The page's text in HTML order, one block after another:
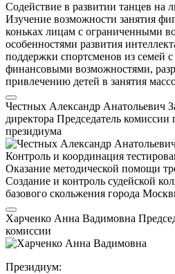
Содействие в развитии танцев на
Изучение возможности занятия
коньках лицам с ограниченными
особенностями развития
поддержки спортсменов из семей
финансовыми возможностями,
привлечению детей в занятия
Честных Александр Анатольевич
директора Председатель комиссии
президиума
Контроль и координация
Оказание методической помощи
Создание и контроль судейской
базового скольжения города
Харченко Анна Вадимовна
комиссии
Президиум: